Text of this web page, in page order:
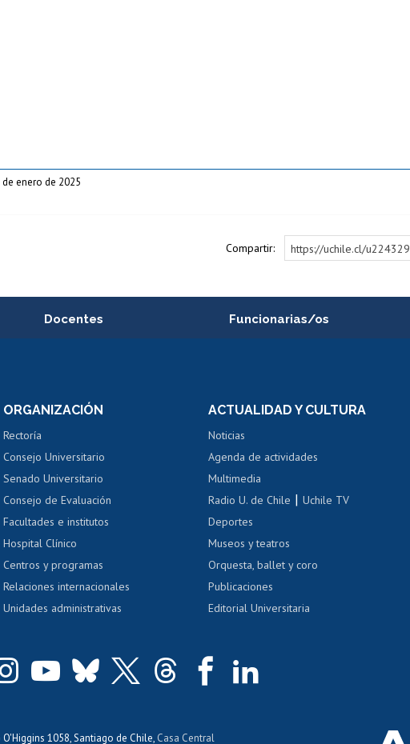
enero de 2025
Compartir: https://uchile.cl/u224329
Docentes
Perfeccionamiento
Evaluación docente
Calificación académica
Postulación al AUCAI
Funcionarias/os
Portal de movilidad interna
Certificado de renta
Certificado de renta
Gestión de correo uchile
Acoso laboral, sexual y violencia
ORGANIZACIÓN
Rectoría
Consejo Universitario
Senado Universitario
Consejo de Evaluación
Facultades e institutos
Hospital Clínico
Centros y programas
Relaciones internacionales
Unidades administrativas
ACTUALIDAD Y CULTURA
Noticias
Agenda de actividades
Multimedia
Radio U. de Chile |Uchile TV
Deportes
Museos y teatros
Orquesta, ballet y coro
Publicaciones
Editorial Universitaria
1058, Santiago de Chile, Casa Central